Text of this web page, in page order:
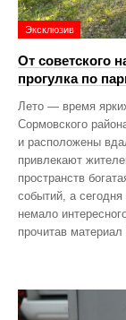
Эксклюзив
От советского
прогулка по
Лето — время
Сормовского
и расположены
привлекают
пространств
событий, а
немало
прочитав